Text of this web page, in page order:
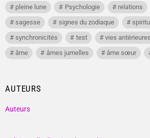
pleine lune
Psychologie relations
sagesse
signes du zodiaque
synchronicités
test vies antérieures
âme
âmes jumelles âme sœur
AUTEURS
Auteurs